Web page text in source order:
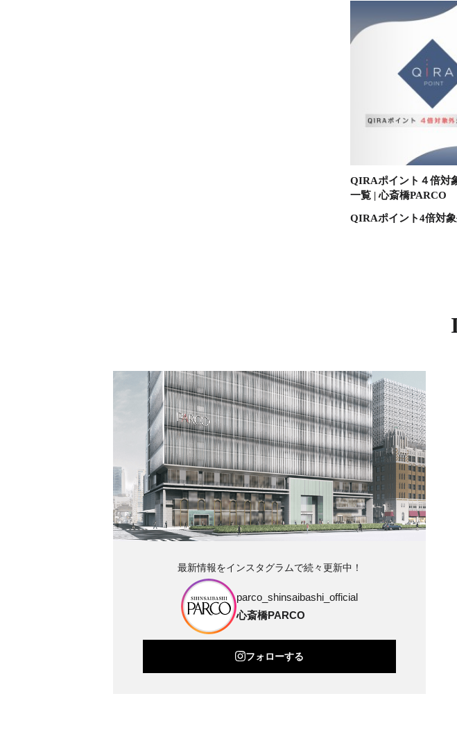
QIRAポイント４倍対
一覧 | 心斎橋PARCO
QIRAポイント4倍対
最新情報をインスタグラムで続々更新中！
parco_shinsaibashi_official
心斎橋PARCO
フォローする